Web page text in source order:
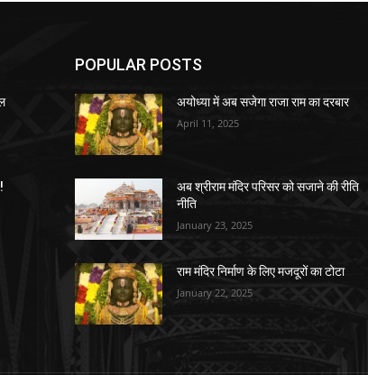
POPULAR POSTS
अयोध्या में अब सजेगा राजा राम का दरबार
April 11, 2025
अब श्रीराम मंदिर परिसर को सजाने की रीति
नीति
January 23, 2025
राम मंदिर निर्माण के लिए मजदूरों का टोटा
January 22, 2025